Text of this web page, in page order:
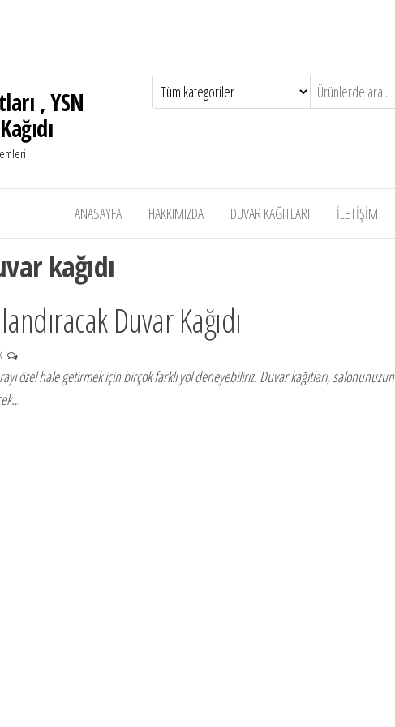
, YSN
ANASAYFA HAKKIMIZDA DUVAR KAĞITLARI İLETİŞİM
kağıdı
Duvar Kağıdı
özel hale getirmek için birçok farklı yol deneyebiliriz. Duvar kağıtları, salonunuzun